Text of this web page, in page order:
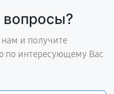
вопросы?
и получите
по интересующему Вас